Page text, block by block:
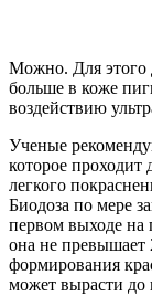
Можно. Для этого
больше в коже
воздействию
Ученые
которое проходит
легкого
Биодоза по мере
первом выходе на
она не превышает
формирования
может вырасти до